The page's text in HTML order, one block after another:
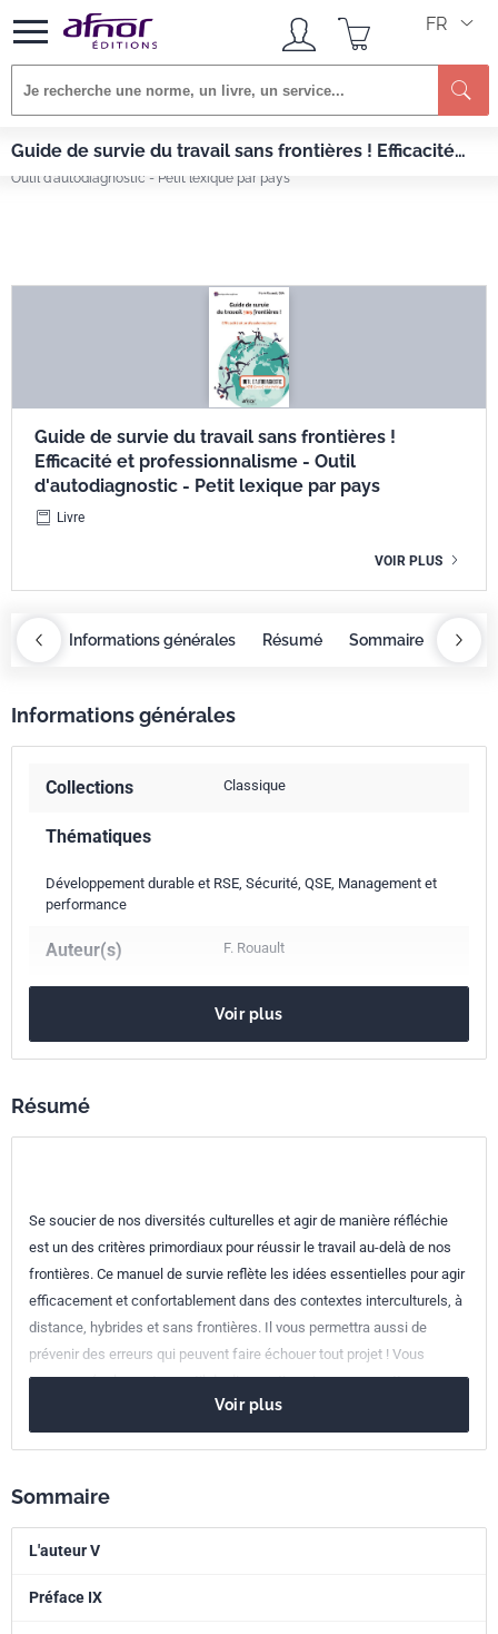
FR
Guide de survie du travail sans frontières ! Efficacité
et professionnalisme - Outil d'autodiagnostic - Petit
Afnor EDITIONS
Livres
Outil d'autodiagnostic - Petit lexique par pays
Guide de survie du travail sans frontières !
Efficacité et professionnalisme - Outil
d'autodiagnostic - Petit lexique par pays
Livre
VOIR PLUS
Informations générales Résumé Sommaire
Informations générales
Collections Classique
Thématiques
Développement durable et RSE, Sécurité, QSE, Management et
performance
Auteur(s) F. Rouault
Nombre de pages 120 p.
ISBN
03.100.01Organisation et gestion d'entreprise en général
Voir plus
Résumé
Se soucier de nos diversités culturelles et agir de manière réfléchie
est un des critères primordiaux pour réussir le travail au-delà de nos
frontières. Ce manuel de survie reflète les idées essentielles pour agir
efficacement et confortablement dans des contextes interculturels, à
distance, hybrides et sans frontières. Il vous permettra aussi de
prévenir des erreurs qui peuvent faire échouer tout projet ! Vous
trouverez également un outil de diagnostic qui vous permettra
d'explorer vos points forts et points d'efforts sur les volets clés de la
performance sans frontières. Vous découvrirez aussi des outils pour
afin d'agir au mieux lors de vos interventions, combinant l'intérêt de
nourrisse votre envie d'en savoir plus et que cela vous encourage à
fécond, plus diversifié, plus inclusif et plus éthique autour de vous.
Voir plus
Sommaire
L'auteur V
Préface IX